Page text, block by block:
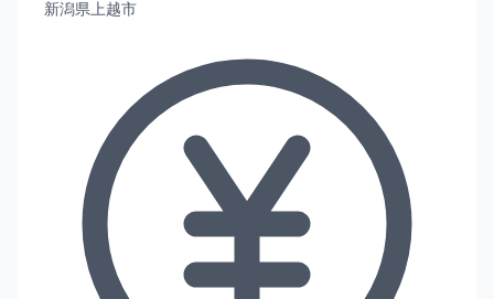
新潟県上越市